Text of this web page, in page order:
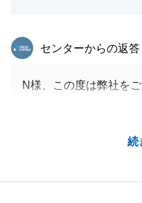
続
東急リバブル
センターからの返答
N様、この度は弊社を
また、小さなお子様連
また何かあれば、是非